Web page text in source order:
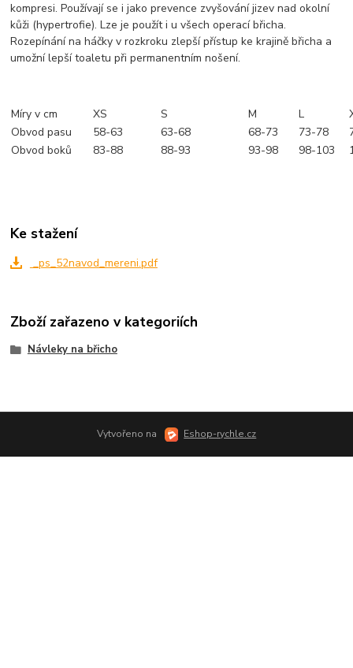
kompresi. Používají se i jako prevence zvyšování jizev nad okolní
kůži (hypertrofie). Lze je použít i u všech operací břicha.
Rozepínání na háčky v rozkroku zlepší přístup ke krajině břicha a
umožní lepší toaletu při permanentním nošení.
Míry v cm XS S M L
Obvod pasu
58-63 63-68 68-73 73-78
Obvod boků
83-88 88-93 93-98 98-103
Ke stažení
_ps_52navod_mereni.pdf
Zboží zařazeno v kategoriích
Návleky na břicho
Vytvořeno na Eshop-rychle.cz